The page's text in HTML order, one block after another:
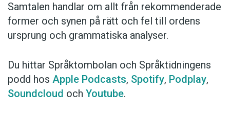
Samtalen handlar om allt från rekommenderade
former och synen på rätt och fel till ordens
ursprung och grammatiska analyser.
Du hittar Språktombolan och Språktidningens
podd hos Apple Podcasts, Spotify, Podplay,
Soundcloud och Youtube.